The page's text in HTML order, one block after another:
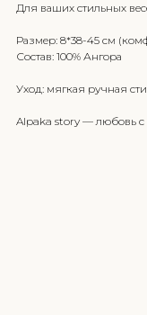
Для ваших стильных
Размер: 8*38-45 см
Состав: 100% Ангора
Уход: мягкая ручная
Alpaka story — любовь с